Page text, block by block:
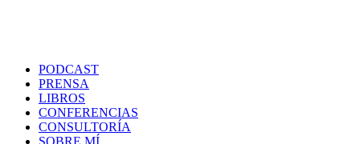
PODCAST
PRENSA
LIBROS
CONFERENCIAS
CONSULTORÍA